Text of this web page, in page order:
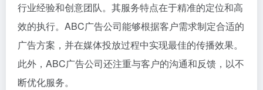
行业经验和创意团队。其服务特点在于精准的定位和高
效的执行。ABC广告公司能够根据客户需求制定合适的
广告方案，并在媒体投放过程中实现最佳的传播效果。
此外，ABC广告公司还注重与客户的沟通和反馈，以不
断优化服务。